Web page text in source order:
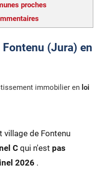
proches
(Jura) en
immobilier en loi
village de Fontenu
Cqui n'est pas
2026 .